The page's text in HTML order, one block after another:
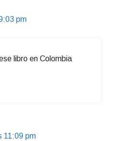
pm
libro en Colombia
11:09 pm